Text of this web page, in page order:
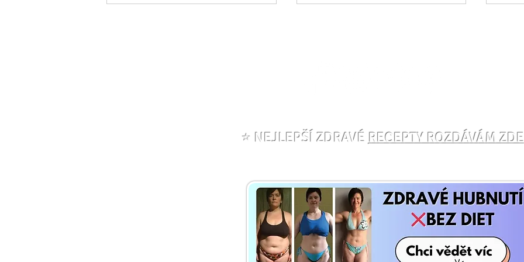
sem jet? Naše zkušenost +
zapojíš hluboké svaly a
⭐️ NEJLEPŠÍ ZDRAVÉ RECEPTY ROZDÁVÁM ZDE